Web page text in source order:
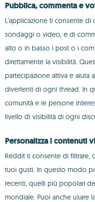
Pubblica, commenta e
L'applicazione ti consente di
sondaggi o video, e di
alto o in basso i post o i
direttamente la visibilità.
partecipazione attiva e aiuta
divertenti di ogni thread. In
comunità e le persone
livello di visibilità di ogni
Personalizza i contenuti
Reddit ti consente di filtrare,
tuoi gusti. In questo modo
recenti, quelli più popolari
mondiale. Puoi anche usare